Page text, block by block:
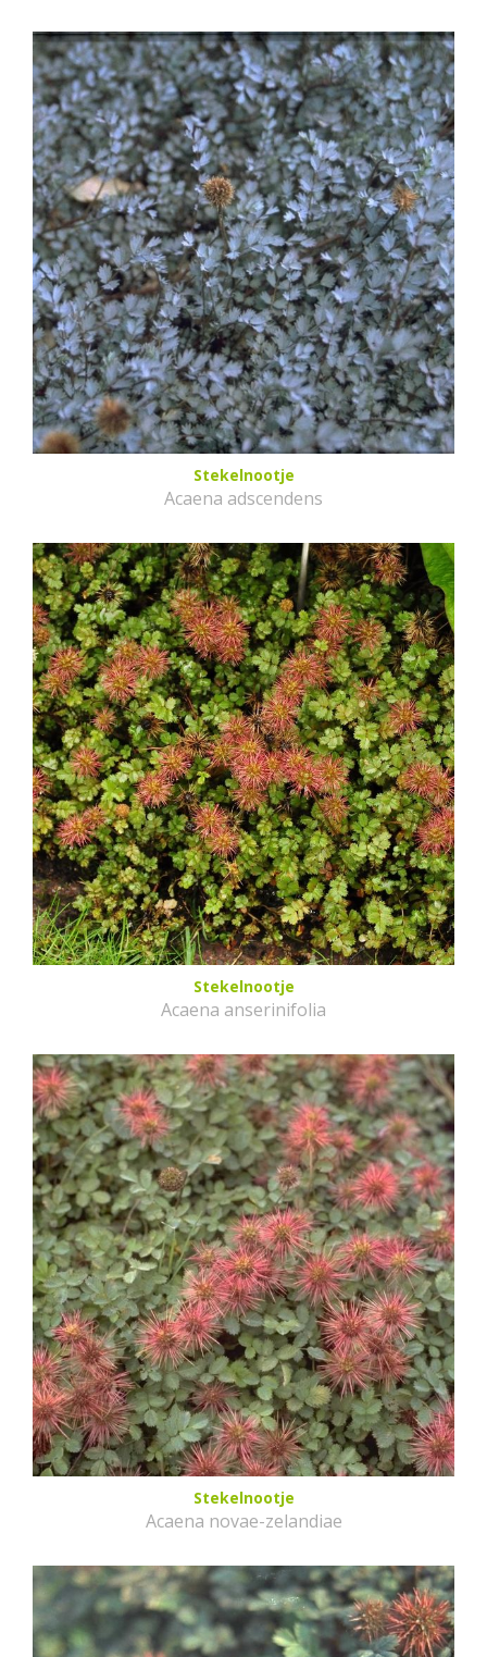
Stekelnootje
Acaena adscendens
Stekelnootje
Acaena anserinifolia
Stekelnootje
Acaena novae-zelandiae